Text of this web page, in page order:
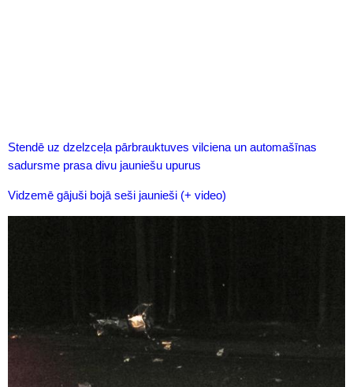
Stendē uz dzelzceļa pārbrauktuves vilciena un automašīnas
sadursme prasa divu jauniešu upurus
Vidzemē gājuši bojā seši jaunieši (+ video)